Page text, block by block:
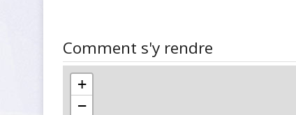
Comment s'y rendre
+
−